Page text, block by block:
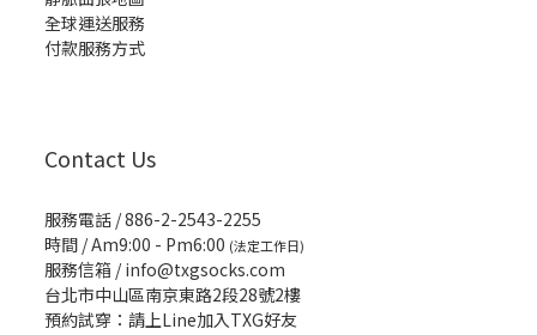
全球運送服務
付款服務方式
Contact Us
服務電話 / 886-2-2543-2255
時間 / Am9:00 - Pm6:00 (法定工作日)
服務信箱 /info@txgsocks.com
台北市中山區南京東路2段28號2樓
預約試穿：請上Line加入TXG好友